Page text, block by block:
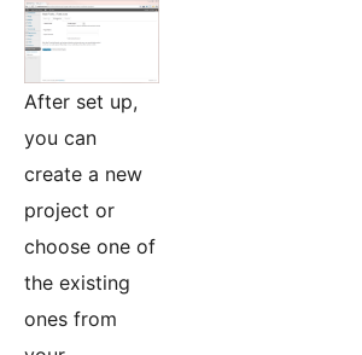
After set up,
you can
create a new
project or
choose one of
the existing
ones from